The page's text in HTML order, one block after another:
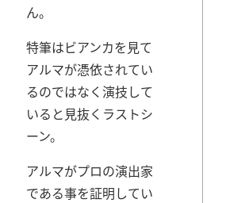
ん。
特筆はビアンカを見て
アルマが憑依されてい
るのではなく演技して
いると見抜くラストシ
ーン。
アルマがプロの演出家
である事を証明してい